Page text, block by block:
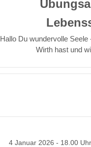
Hallo Du wundervolle
Wirth hast und
4 Januar 2026 - 18.00